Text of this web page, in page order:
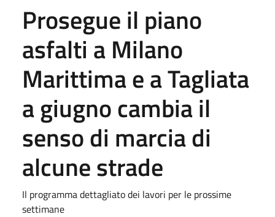
Prosegue il piano
asfalti a Milano
Marittima e a Tagliata
a giugno cambia il
senso di marcia di
alcune strade
Il programma dettagliato dei lavori per le prossime
settimane